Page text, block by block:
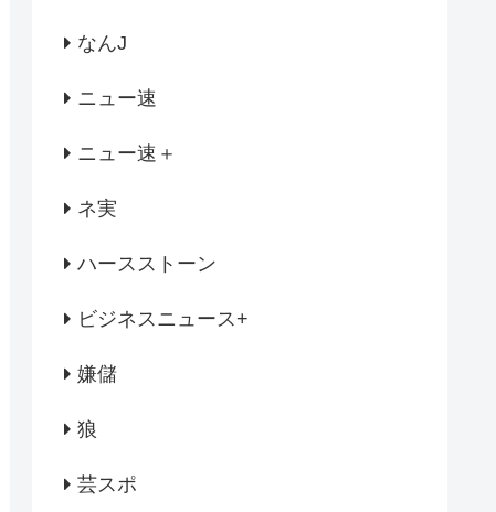
なんJ
ニュー速
ニュー速＋
ネ実
ハースストーン
ビジネスニュース+
嫌儲
狼
芸スポ